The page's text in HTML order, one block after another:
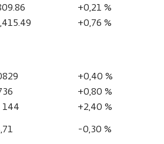
+0,21 %
+0,76 %
+0,40 %
+0,80 %
144
+2,40 %
-0,30 %